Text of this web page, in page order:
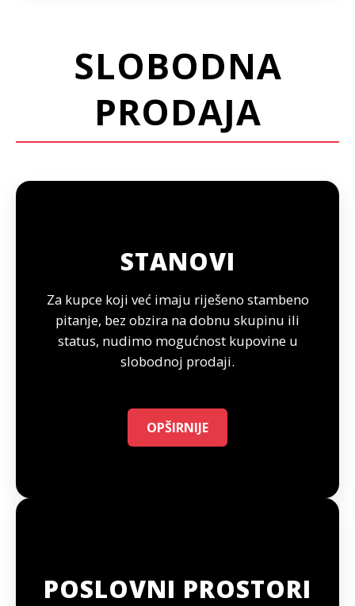
SLOBODNA
PRODAJA
STANOVI
Za kupce koji već imaju riješeno stambeno
pitanje, bez obzira na dobnu skupinu ili
status, nudimo mogućnost kupovine u
slobodnoj prodaji.
OPŠIRNIJE
POSLOVNI PROSTORI